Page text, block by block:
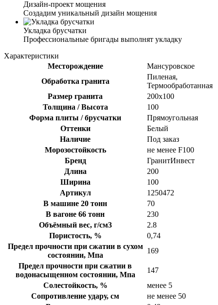
Дизайн-проект мощения
Создадим уникальный дизайн мощения
Укладка брусчатки
Профессиональные бригады выполнят укладку
Характеристики
Месторождение
Мансуровское
Обработка гранита
Пиленая,
Термообработанная
Размер гранита
200х100
Толщина / Высота
100
Форма плиты / брусчатки
Прямоугольная
Оттенки
Белый
Наличие
Под заказ
Морозостойкость
не менее F100
Бренд
ГранитИнвест
Длина
200
Ширина
100
Артикул
1250472
В машине 20 тонн
70
В вагоне 66 тонн
230
Объёмный вес, г/см3
2.8
Пористость, %
0,74
Предел прочности при сжатии в сухом
состоянии, Мпа
169
Предел прочности при сжатии в
водонасыщенном состоянии, Мпа
147
Солестойкость, %
менее 5
Сопротивление удару, см
не менее 50